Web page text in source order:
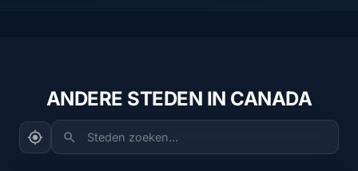
ANDERE STEDEN IN CANADA
Steden zoeken...